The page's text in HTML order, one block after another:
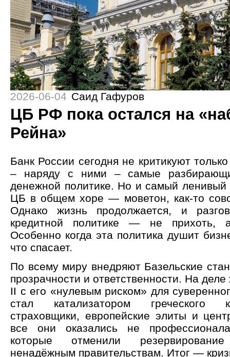
2026-06-04 Саид Гафуров
ЦБ РФ пока остался на
Рейна»
Банк России сегодня не критикуют
– наряду с ними – самые
денежной политике. Но и самый ленивый
ЦБ в общем хоре — моветон, как-то
Однако жизнь продолжается, и
кредитной политике — не прихоть, а
Особенно когда эта политика душит
что спасает.
По всему миру внедряют Базельские
прозрачности и ответственности. На
II с его «нулевым риском» для
стал катализатором греческого
страховщики, европейские элиты и
все они оказались не
которые отменили
ненадёжным правительствам. Итог —